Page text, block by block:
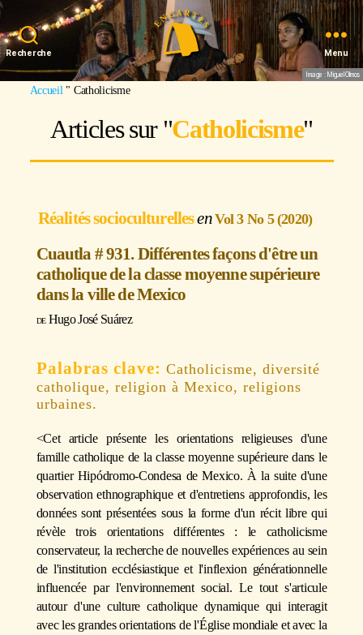
Recherche Menu
Image : Miguel Olmos
Accueil " Catholicisme
Articles sur "Catholicisme"
Réalités socioculturelles Vol 3 No 5 (2020)
Cuautla # 931. Différentes façons d'être un
catholique de la classe moyenne supérieure
dans la ville de Mexico
Hugo José Suárez
Catholicisme, diversité
catholique, religion à Mexico, religions
urbaines.
<Cet article présente les orientations religieuses d'une
famille catholique de la classe moyenne supérieure dans le
quartier Hipódromo-Condesa de Mexico. À la suite d'une
observation ethnographique et d'entretiens approfondis, les
données sont présentées sous la forme d'un récit libre qui
révèle trois orientations différentes : le catholicisme
conservateur, la recherche de nouvelles expériences au sein
de l'institution ecclésiastique et l'inflexion générationnelle
influencée par l'environnement social. Le tout s'articule
autour d'une culture catholique dynamique qui interagit
avec les grandes orientations de l'Église mondiale et avec la